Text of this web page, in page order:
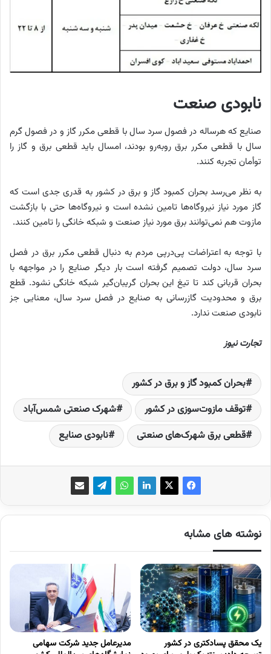
نابودی صنعت
صنایع که هرساله در فصول سرد سال با قطعی مکرر گاز و در فصول گرم
سال با قطعی مکرر برق روبه‌رو بودند، امسال باید قطعی برق و گاز را
توأمان تجربه کنند.
به نظر می‌رسد بحران کمبود گاز و برق در کشور به قدری جدی است که
گاز مورد نیاز نیروگاه‌ها تامین نشده است و نیروگاه‌ها حتی با بازگشت
مازوت هم نمی‌توانند برق مورد نیاز صنعت و شبکه خانگی را تامین کنند.
با توجه به اعتراضات پی‌درپی مردم به دنبال قطعی مکرر برق در فصل
سرد سال، دولت تصمیم گرفته است بار دیگر صنایع را در مواجهه با
بحران قربانی کند تا تیغ این بحران گریبان‌گیر شبکه خانگی نشود. قطع
برق و محدودیت گازرسانی به صنایع در فصل سرد سال، معنایی جز
نابودی صنعت ندارد.
تجارت نیوز
بحران کمبود گاز و برق در کشور
توقف مازوت‌سوزی در کشور
شهرک صنعتی شمس‌آباد
قطعی برق شهرک‌های صنعتی
نابودی صنایع
نوشته های مشابه
یک محقق پسادکتری در کشور
مدیرعامل جدید شرکت سهامی